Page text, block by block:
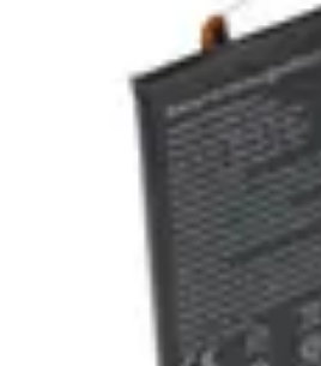
Choix du Service de
Types de Services Services
Services Sécurité